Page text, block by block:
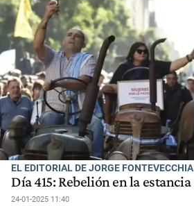
EL EDITORIAL DE JORGE FONTEVECCHIA
Día 415: Rebelión en la estancia
24-01-2025 11:40